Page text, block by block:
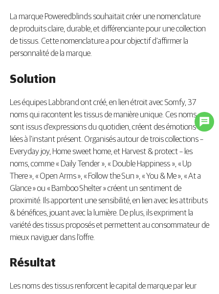
La marque Poweredblinds souhaitait créer une nomenclature
de produits claire, durable, et différenciante pour une collection
de tissus. Cette nomenclature a pour objectif d’affirmer la
personnalité de la marque.
Solution
Les équipes Labbrand ont créé, en lien étroit avec Somfy, 37
noms qui racontent les tissus de manière unique. Ces noms
sont issus d’expressions du quotidien, créent des émotions
liées à l’instant présent. Organisés autour de trois collections –
Everyday joy, Home sweet home, et Harvest & protect – les
noms, comme « Daily Tender », « Double Happiness », « Up
There », « Open Arms », « Follow the Sun », « You & Me », « At a
Glance » ou « Bamboo Shelter » créent un sentiment de
proximité. Ils apportent une sensibilité, en lien avec les attributs
& bénéfices, jouant avec la lumière. De plus, ils expriment la
variété des tissus proposés et permettent au consommateur de
mieux naviguer dans l’offre.
Résultat
Les noms des tissus renforcent le capital de marque par leur